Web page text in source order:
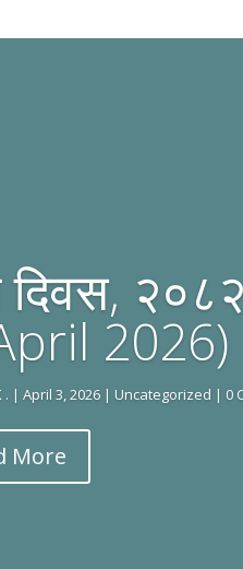
दिवस,
2026)
. | April 3, 2026 | Uncategorized | 0
More